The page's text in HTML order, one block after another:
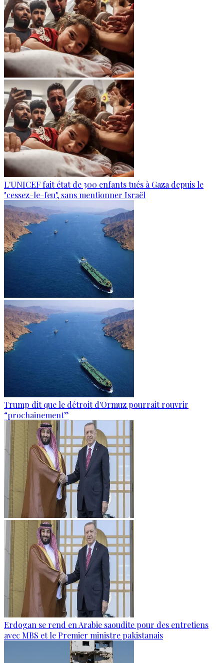
L'UNICEF fait état de 300 enfants tués à Gaza depuis le
"cessez-le-feu", sans mentionner Israël
Trump dit que le détroit d'Ormuz pourrait rouvrir
“prochainement”
Erdogan se rend en Arabie saoudite pour des entretiens
avec MBS et le Premier ministre pakistanais